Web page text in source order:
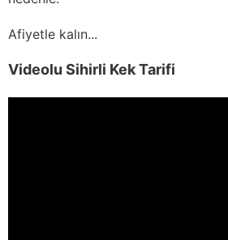
Afiyetle kalın...
Videolu Sihirli Kek Tarifi